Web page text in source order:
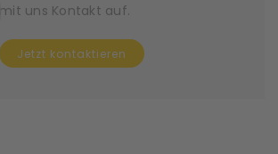
mit uns Kontakt auf.
Jetzt kontaktieren